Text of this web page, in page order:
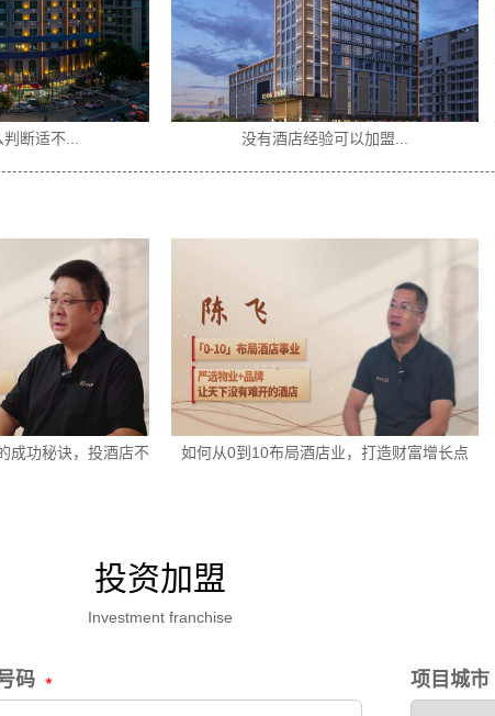
断适不... 没有酒店经验可以加盟...
成功秘诀，投酒店不
如何从0到10布局酒店业，打造财富增长点
投资加盟
Investment franchise
码 项目城市